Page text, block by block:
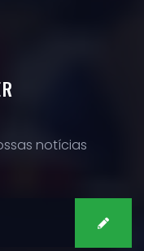
notícias